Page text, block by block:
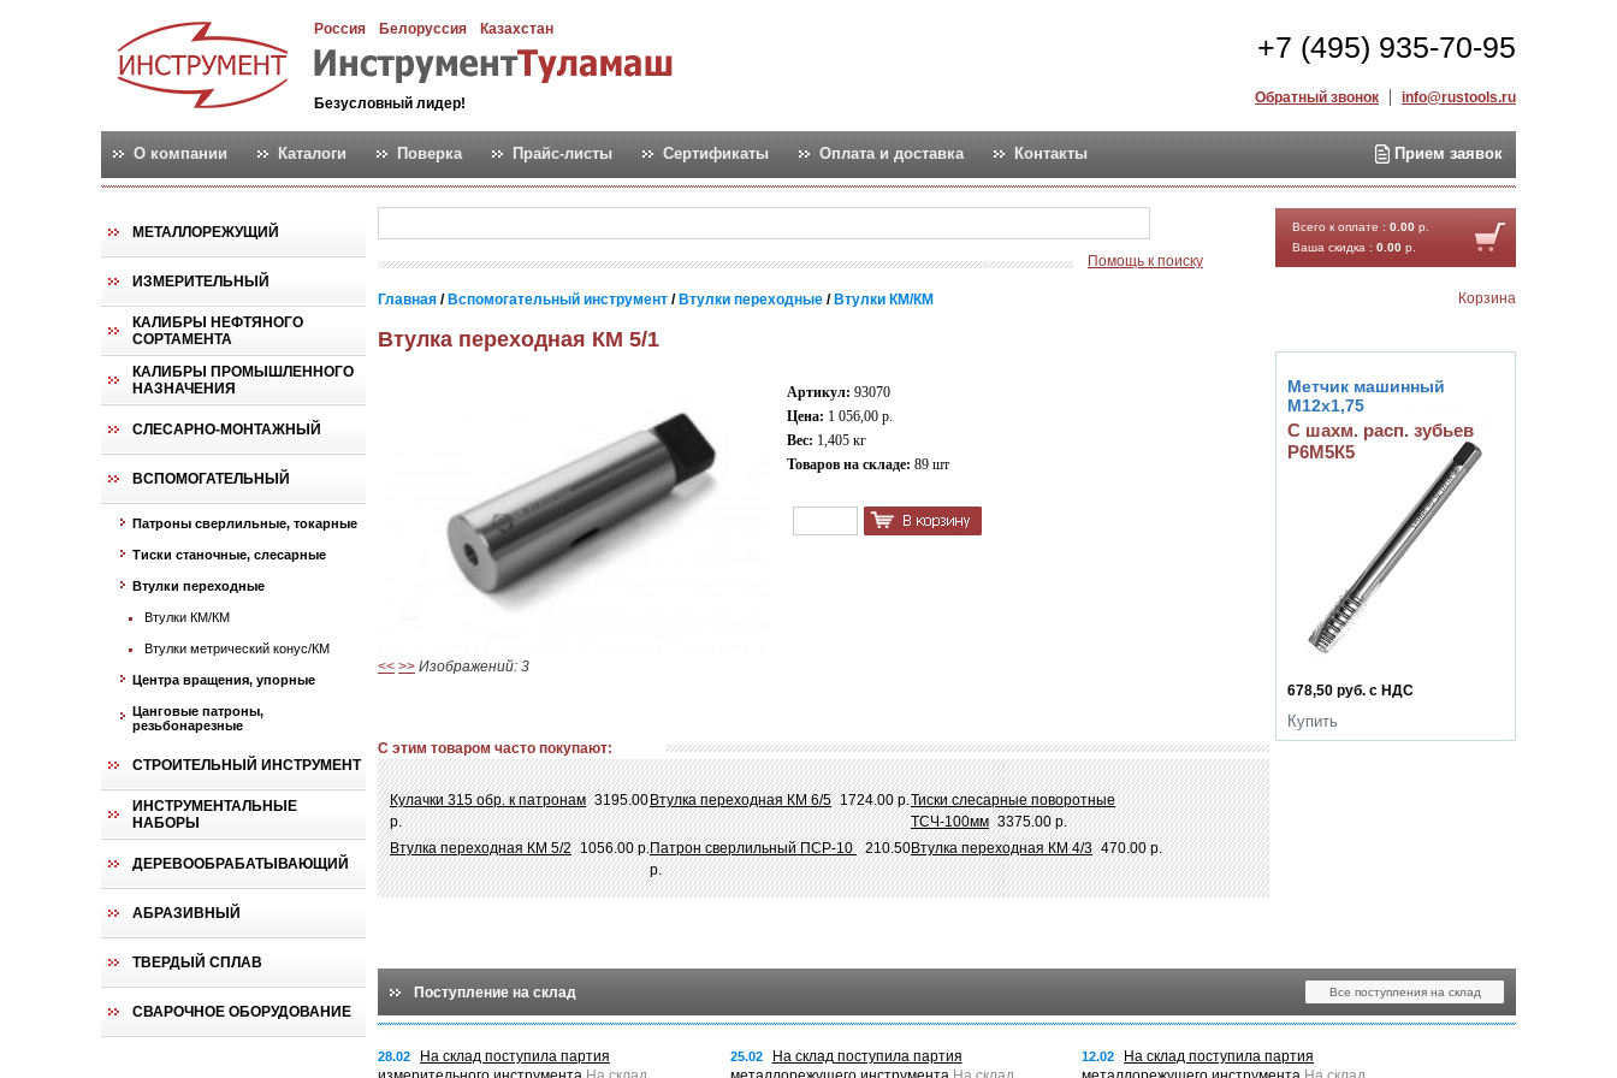
Россия Белоруссия Казахстан
Безусловный лидер!
+7 (495) 935-70-95
Обратный звонок info@rustools.ru
О компании Каталоги Поверка Прайс-листы Сертификаты Оплата и доставка Контакты Прием заявок
МЕТАЛЛОРЕЖУЩИЙ
ИЗМЕРИТЕЛЬНЫЙ
КАЛИБРЫ НЕФТЯНОГО
СОРТАМЕНТА
КАЛИБРЫ ПРОМЫШЛЕННОГО
НАЗНАЧЕНИЯ
СЛЕСАРНО-МОНТАЖНЫЙ
ВСПОМОГАТЕЛЬНЫЙ
Патроны сверлильные, токарные
Тиски станочные, слесарные
Втулки переходные
Втулки КМ/КМ
Втулки метрический конус/КМ
Центра вращения, упорные
Цанговые патроны,
резьбонарезные
СТРОИТЕЛЬНЫЙ ИНСТРУМЕНТ
ИНСТРУМЕНТАЛЬНЫЕ
НАБОРЫ
ДЕРЕВООБРАБАТЫВАЮЩИЙ
АБРАЗИВНЫЙ
ТВЕРДЫЙ СПЛАВ
СВАРОЧНОЕ ОБОРУДОВАНИЕ
Помощь к поиску
Всего к оплате : 0.00 р.
Ваша скидка : 0.00 р.
Корзина
Главная / Вспомогательный инструмент / Втулки переходные / Втулки КМ/КМ
Втулка переходная КМ 5/1
<< >> Изображений: 3
Артикул: 93070
Цена: 1 056,00 р.
Вес: 1,405 кг
Товаров на складе: 89 шт
С этим товаром часто покупают:
Кулачки 315 обр. к патронам 3195.00
р.
Втулка переходная КМ 6/5 1724.00 р.Тиски слесарные поворотные
ТСЧ-100мм 3375.00 р.
Втулка переходная КМ 5/2 1056.00 р.Патрон сверлильный ПСР-10 210.50
р.
Втулка переходная КМ 4/3 470.00 р.
678,50 руб. с НДС
Купить
Метчик машинный
М12х1,75
С шахм. расп. зубьев
Р6М5К5
Поступление на склад Все поступления на склад
28.02
На склад поступила партия
25.02
На склад поступила партия
12.02
На склад поступила партия